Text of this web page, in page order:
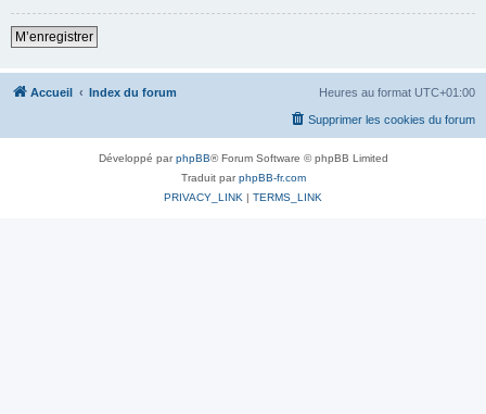
M’enregistrer
Accueil Index du forum Heures au format UTC+01:00
Supprimer les cookies du forum
Développé parphpBB® Forum Software © phpBB Limited
Traduit parphpBB-fr.com
PRIVACY_LINK | TERMS_LINK